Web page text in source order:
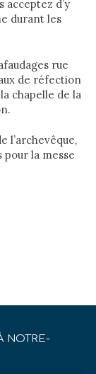
acceptez d’y
durant les
rue
de réfection
chapelle de la
l’archevêque,
pour la messe
NOTRE-